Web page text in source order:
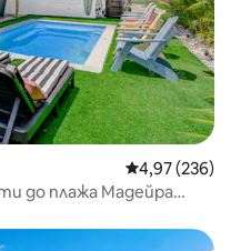
Средна
4,97 (236)
до плажа Мадейра